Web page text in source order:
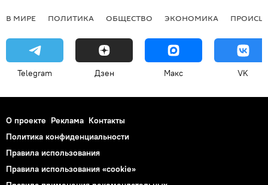
В МИРЕ ПОЛИТИКА ОБЩЕСТВО ЭКОНОМИКА
Telegram Дзен Макс VK
О проекте Реклама Контакты
Политика конфиденциальности
Правила использования
Правила использования «cookie»